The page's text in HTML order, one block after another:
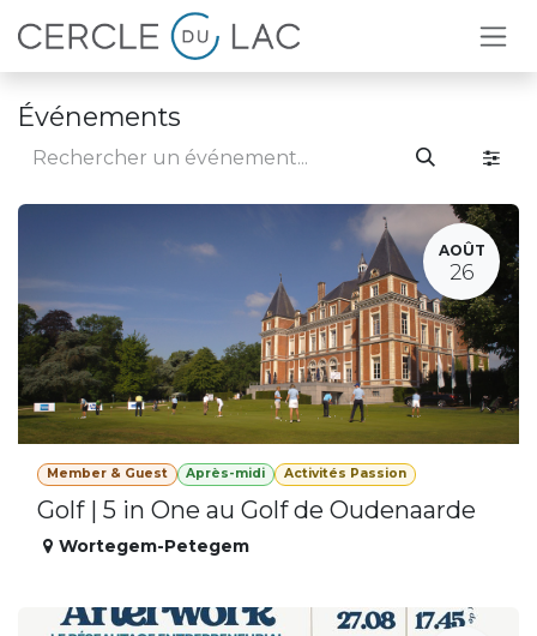
Se rendre au contenu
Événements
AOÛT
26
Member & Guest Après-midi Activités Passion
Golf | 5 in One au Golf de Oudenaarde
Wortegem-Petegem